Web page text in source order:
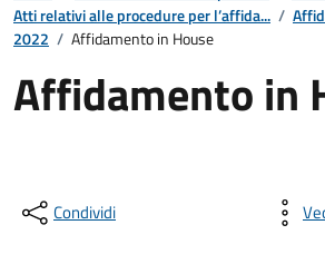
Atti relativi alle procedure per l’affida... /
2022 / Affidamento in House
Affidamento in
Condividi